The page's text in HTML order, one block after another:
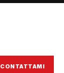
CONTATTAMI